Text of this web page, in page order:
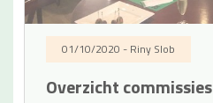
01/10/2020 - Riny Slob
Overzicht commissies